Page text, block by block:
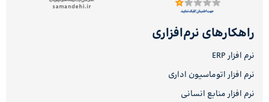
راهکارهای نرم‌افزاری
نرم افزار ERP
نرم افزار اتوماسیون اداری
نرم افزار منابع انسانی